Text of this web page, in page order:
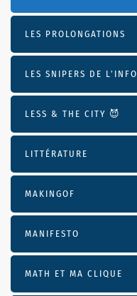
LES PROLONGATIONS
LES SNIPERS DE L’INFO
LESS & THE CITY 😈
LITTÉRATURE
MAKINGOF
MANIFESTO
MATH ET MA CLIQUE